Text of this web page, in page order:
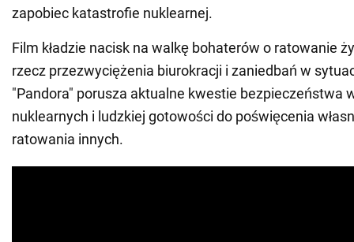
zapobiec katastrofie nuklearnej.
Film kładzie nacisk na walkę bohaterów o ratowanie
rzecz przezwyciężenia biurokracji i zaniedbań w
"Pandora" porusza aktualne kwestie bezpieczeństwa
nuklearnych i ludzkiej gotowości do poświęcenia
ratowania innych.